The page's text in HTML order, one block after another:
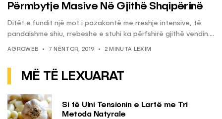
Përmbytje Masive Në Gjithë Shqipërinë
Ditët e fundit një mot i pazakontë me rreshje intensive, të
pandalshme shiu, rrebeshe e stuhi ka përfshirë gjithë vendin....
AGROWEB 7 NËNTOR, 2019 2 MINUTA LEXIM
MË TË LEXUARAT
Si të Ulni Tensionin e Lartë me Tri
Metoda Natyrale